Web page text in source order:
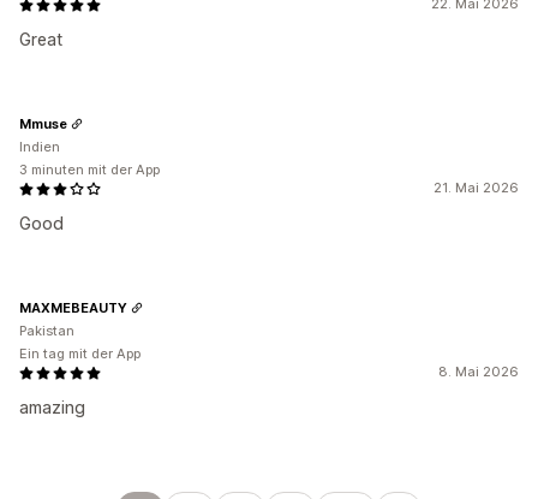
22. Mai 2026
Great
21. Mai 2026
Good
Mmuse
Indien
3 minuten mit der App
8. Mai 2026
amazing
MAXMEBEAUTY
Pakistan
Ein tag mit der App